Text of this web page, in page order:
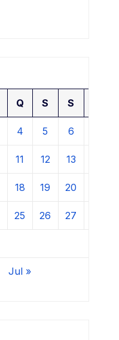
Q S S
4 5 6
11 12 13
18 19 20
25 26 27
Jul »